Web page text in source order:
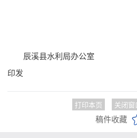
辰溪县水利局办公室
印发
打印本页 关闭窗
稿件收藏